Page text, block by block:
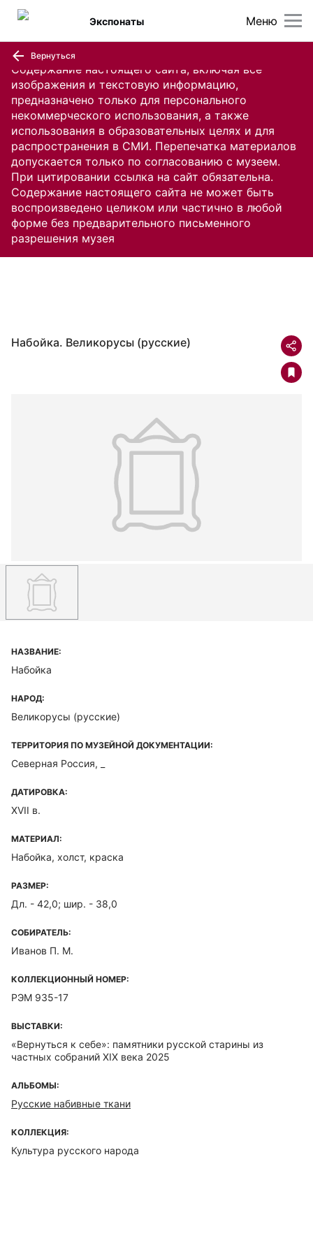
Содержание настоящего сайта, включая все
изображения и текстовую информацию,
предназначено только для персонального
некоммерческого использования, а также
использования в образовательных целях и для
распространения в СМИ. Перепечатка материалов
допускается только по согласованию с музеем.
При цитировании ссылка на сайт обязательна.
Содержание настоящего сайта не может быть
воспроизведено целиком или частично в любой
форме без предварительного письменного
разрешения музея
Меню
Экспонаты
Вернуться
Набойка. Великорусы (русские)
НАЗВАНИЕ:
Набойка
НАРОД:
Великорусы (русские)
ТЕРРИТОРИЯ ПО МУЗЕЙНОЙ ДОКУМЕНТАЦИИ:
Северная Россия, _
ДАТИРОВКА:
XVII в.
МАТЕРИАЛ:
Набойка, холст, краска
РАЗМЕР:
Дл. - 42,0; шир. - 38,0
СОБИРАТЕЛЬ:
Иванов П. М.
КОЛЛЕКЦИОННЫЙ НОМЕР:
РЭМ 935-17
ВЫСТАВКИ:
«Вернуться к себе»: памятники русской старины из
частных собраний XIX века 2025
АЛЬБОМЫ:
Русские набивные ткани
КОЛЛЕКЦИЯ:
Культура русского народа